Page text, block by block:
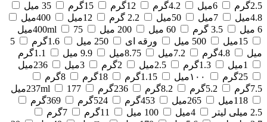
2.5گرم
6میل 4.2گرم 12گرم 15گرم
35 میل
4.8میل
7میل 50میل 2.2 گرم 12میل
400میل
6 میل
3.5 گرم 60 میل 200 میل 400ml
75میل
15میل
500 میل ورقه ای 250 میل 1.6گرم
5
میل
4.8گرم 7.2میل 8.75میل 9.9 میل
1.1گرم
1میل
1.3گرم 2.5میل 2گرم 3میل
236میل
25گرم
۱۰۰میل 1.15گرم 18گرم
8گرم
7.5گرم
5.2گرم 8.2گرم 236گرم 237ml
177میل
118میل
265میل 453گرم 524گرم
369گرم
2.5 میلی لیتر
4میل 100 میل 11گرم
7گرم